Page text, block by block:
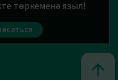
төркеменә языл!